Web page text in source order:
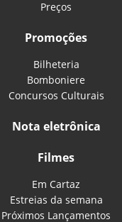
Preços
Promoções
Bilheteria
Bomboniere
Concursos Culturais
Nota eletrônica
Filmes
Em Cartaz
Estreias da semana
Próximos Lançamentos